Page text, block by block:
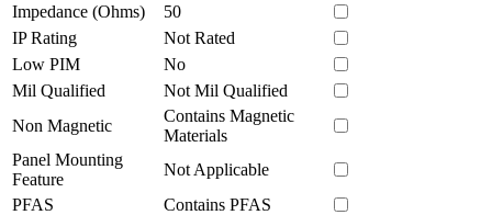
Impedance (Ohms)
50
IP Rating
Not Rated
Low PIM
No
Mil Qualified
Not Mil Qualified
Non Magnetic
Contains Magnetic
Materials
Panel Mounting
Feature
Not Applicable
PFAS
Contains PFAS